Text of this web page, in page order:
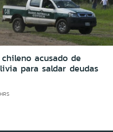
acusado de
para saldar deudas